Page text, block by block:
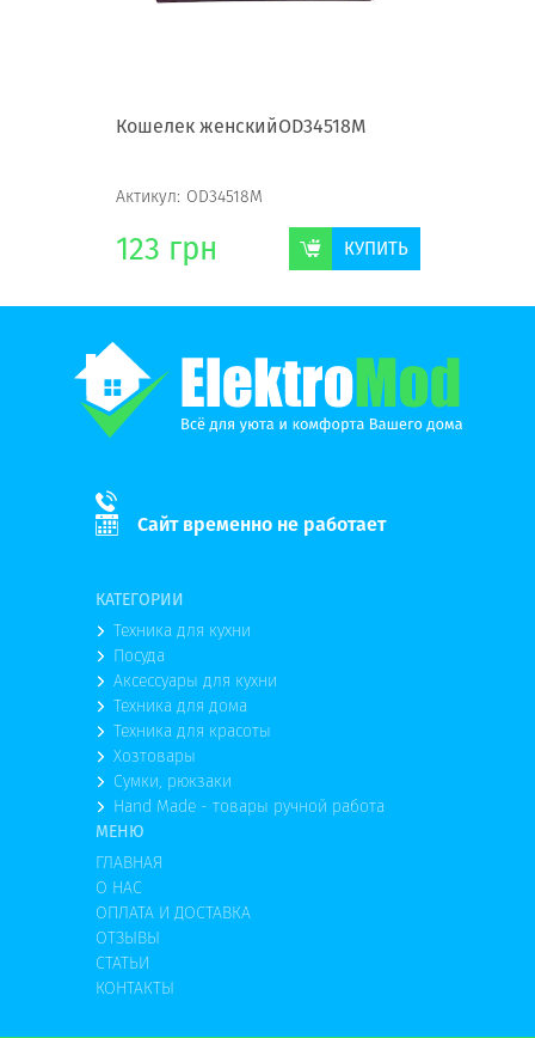
Кошелек женскийOD34518M
Актикул: OD34518M
123 грн КУПИТЬ
Сайт временно не работает
КАТЕГОРИИ
Техника для кухни
Посуда
Аксессуары для кухни
Техника для дома
Техника для красоты
Хозтовары
Сумки, рюкзаки
Hand Made - товары ручной работа
МЕНЮ
ГЛАВНАЯ
О НАС
ОПЛАТА И ДОСТАВКА
ОТЗЫВЫ
СТАТЬИ
КОНТАКТЫ